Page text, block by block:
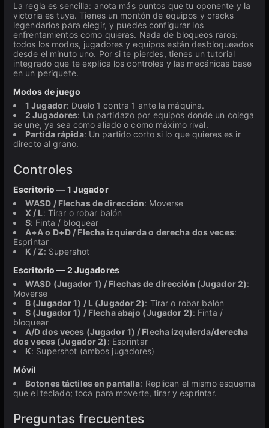
La regla es sencilla: anota más puntos que tu oponente y la
victoria es tuya. Tienes un montón de equipos y cracks
legendarios para elegir, y puedes configurar los
enfrentamientos como quieras. Nada de bloqueos raros:
todos los modos, jugadores y equipos están desbloqueados
desde el minuto uno. Por si te pierdes, tienes un tutorial
integrado que te explica los controles y las mecánicas base
en un periquete.
Modos de juego
1 Jugador: Duelo 1 contra 1 ante la máquina.
2 Jugadores: Un partidazo por equipos donde un colega
se une, ya sea como aliado o como máximo rival.
Partida rápida: Un partido corto si lo que quieres es ir
directo al grano.
Controles
Escritorio — 1 Jugador
WASD / Flechas de dirección: Moverse
X / L: Tirar o robar balón
S: Finta / bloquear
A+A o D+D / Flecha izquierda o derecha dos veces:
Esprintar
K / Z: Supershot
Escritorio — 2 Jugadores
WASD (Jugador 1) / Flechas de dirección (Jugador 2):
Moverse
B (Jugador 1) / L (Jugador 2): Tirar o robar balón
S (Jugador 1) / Flecha abajo (Jugador 2): Finta /
bloquear
A/D dos veces (Jugador 1) / Flecha izquierda/derecha
dos veces (Jugador 2): Esprintar
K: Supershot (ambos jugadores)
Móvil
Botones táctiles en pantalla: Replican el mismo esquema
que el teclado; toca para moverte, tirar y esprintar.
Preguntas frecuentes